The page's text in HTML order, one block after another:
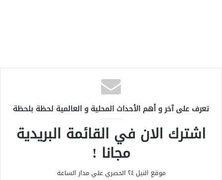
تعرف على آخر و أهم الأحداث المحلية و العالمية لحظة بلحظة
اشترك الان في القائمة البريدية
مجانا !
موقع النيل ٢٤ الحصري علي مدار الساعة